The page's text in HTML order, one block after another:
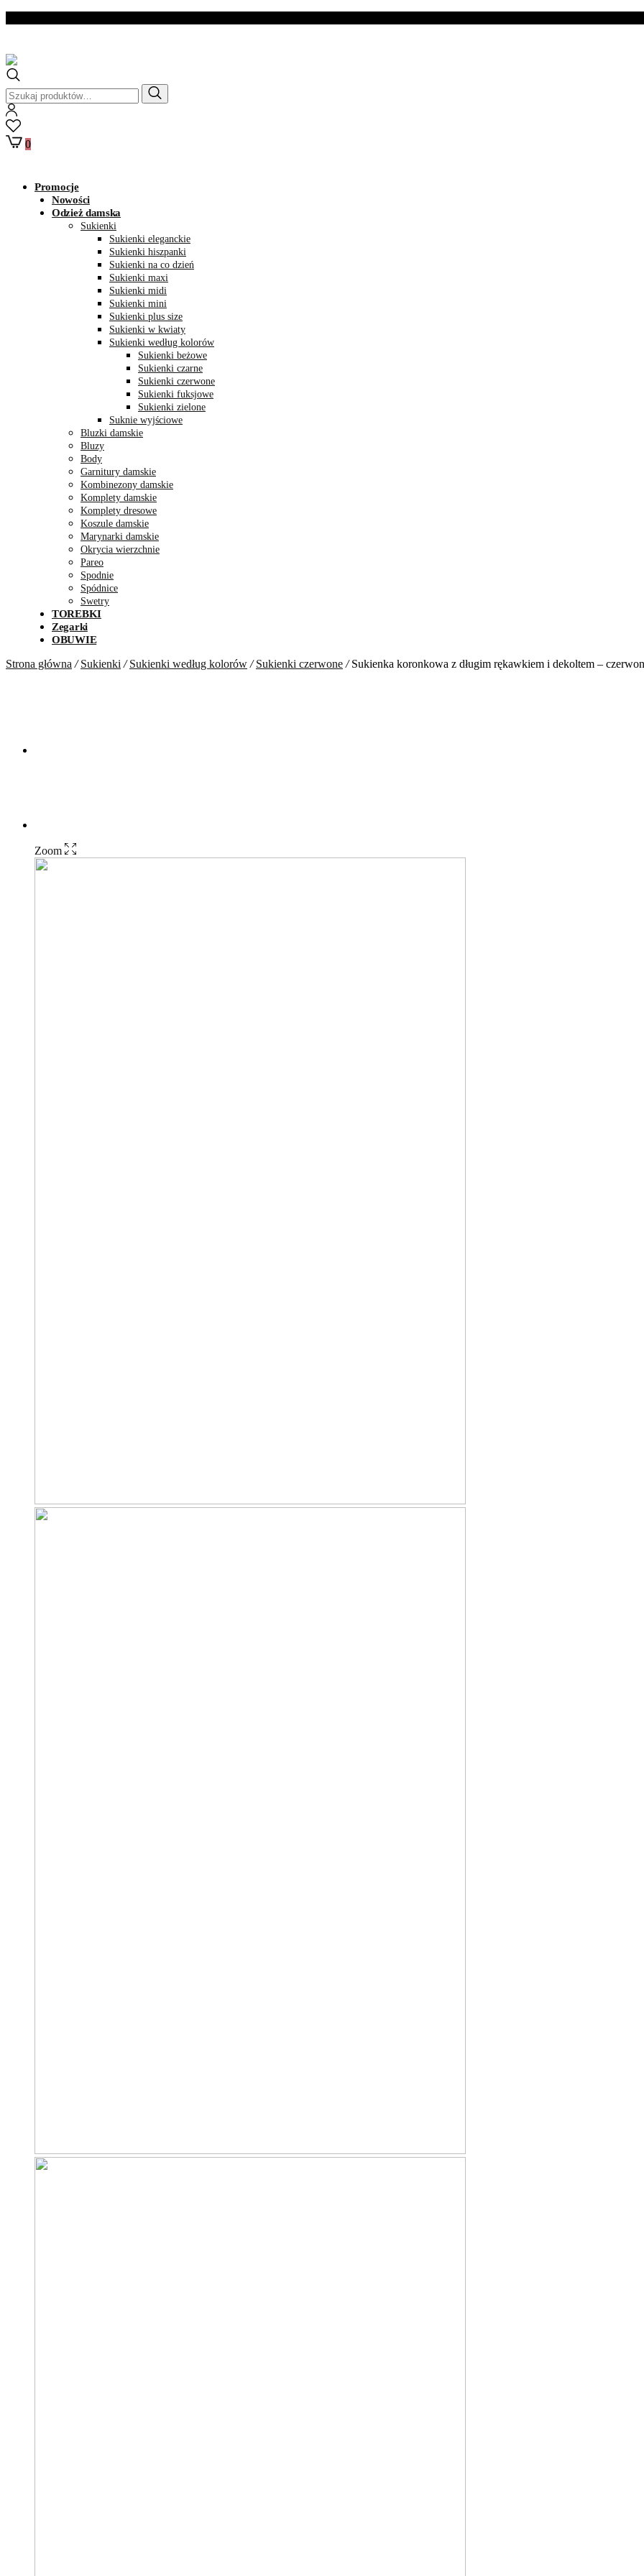
Szukaj:
0
Promocje
Nowości
Odzież damska
Sukienki
Sukienki eleganckie
Sukienki hiszpanki
Sukienki na co dzień
Sukienki maxi
Sukienki midi
Sukienki mini
Sukienki plus size
Sukienki w kwiaty
Sukienki według kolorów
Sukienki beżowe
Sukienki czarne
Sukienki czerwone
Sukienki fuksjowe
Sukienki zielone
Suknie wyjściowe
Bluzki damskie
Bluzy
Body
Garnitury damskie
Kombinezony damskie
Komplety damskie
Komplety dresowe
Koszule damskie
Marynarki damskie
Okrycia wierzchnie
Pareo
Spodnie
Spódnice
Swetry
TOREBKI
Zegarki
OBUWIE
Strona główna / Sukienki / Sukienki według kolorów / Sukienki czerwone /Sukienka koronkowa z długim rękawkiem i dekoltem –
Zoom